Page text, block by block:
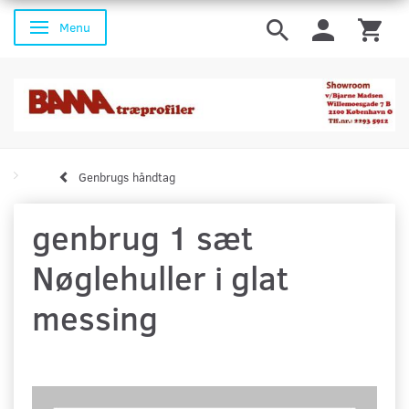
Skifte navigation
Menu
Genbrugs håndtag
genbrug 1 sæt
Nøglehuller i glat
messing